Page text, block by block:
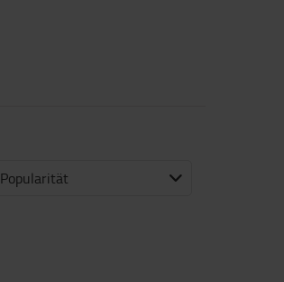
Popularität